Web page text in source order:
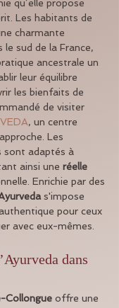
qu’elle propose
Les habitants de
charmante
sud de la France,
ancestrale un
leur équilibre
les bienfaits de
de visiter
, un centre
Les
sont adaptés à
ainsi une réelle
Enrichie par des
s'impose
pour ceux
avec eux-mêmes.
dans
Collongue offre une